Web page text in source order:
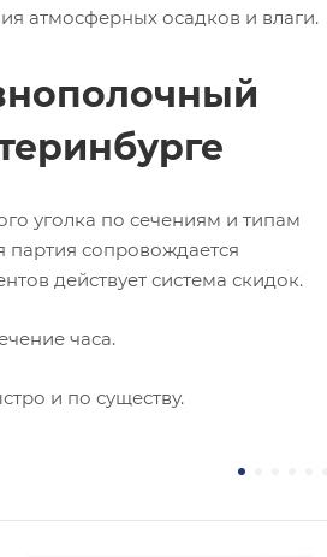
атмосферных осадков и влаги.
уголка по сечениям и типам
партия сопровождается
действует система скидок.
часа.
и по существу.